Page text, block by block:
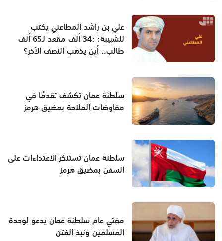
علي بن راشد المطاعني يكتب
للشبيبة: :34 ألف مقعد لـ65 ألف
طالب.. أين يذهب النصف الآخر؟
سلطنة عمان تكشف تقدمًا في
مفاوضات الملاحة بمضيق هرمز
سلطنة عمان تستنكر الاعتداءات على
السفن بمضيق هرمز
مفتي عام سلطنة عمان يدعو لوحدة
المسلمين ونبذ الفتن